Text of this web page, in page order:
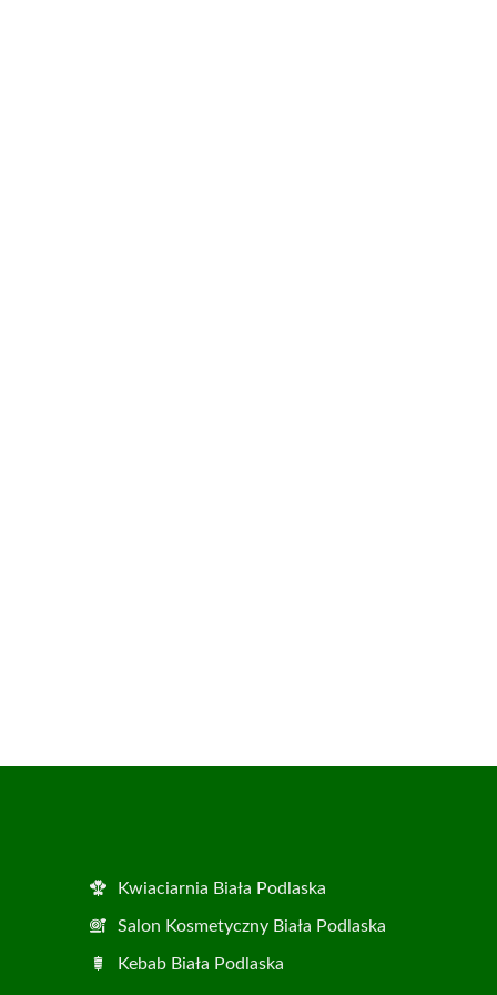
Kwiaciarnia Biała Podlaska
Salon Kosmetyczny Biała Podlaska
Kebab Biała Podlaska